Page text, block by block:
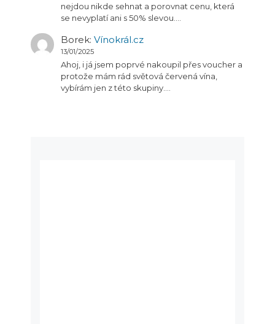
nejdou nikde sehnat a porovnat cenu, která
se nevyplatí ani s 50% slevou.…
Borek: Vínokrál.cz
13/01/2025
Ahoj, i já jsem poprvé nakoupil přes voucher a
protože mám rád světová červená vína,
vybírám jen z této skupiny.…